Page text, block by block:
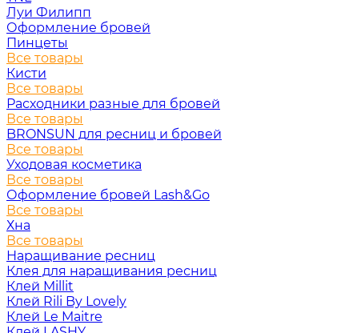
Луи Филипп
Оформление бровей
Пинцеты
Все товары
Кисти
Все товары
Расходники разные для бровей
Все товары
BRONSUN для ресниц и бровей
Все товары
Уходовая косметика
Все товары
Оформление бровей Lash&Go
Все товары
Хна
Все товары
Наращивание ресниц
Клея для наращивания ресниц
Клей Millit
Клей Rili By Lovely
Клей Le Maitre